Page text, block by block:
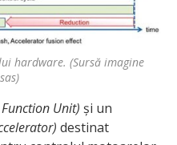
hardware. (Sursă imagine
Unit) și un
destinat